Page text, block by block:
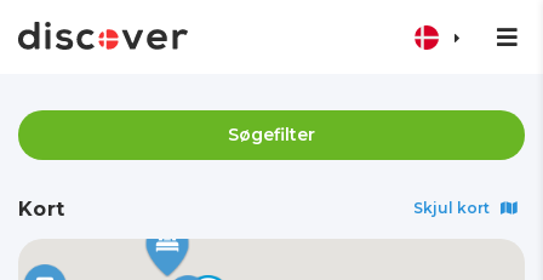
Søgefilter
Kort Skjul kort